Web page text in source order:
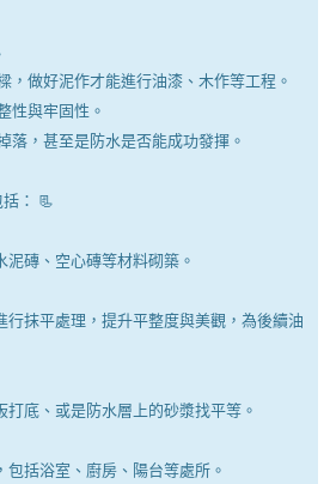
，做好泥作才能進行油漆、木作等工程。
性與牢固性。
落，甚至是防水是否能成功發揮。
： 📃
磚、空心磚等材料砌築。
抹平處理，提升平整度與美觀，為後續油
底、或是防水層上的砂漿找平等。
括浴室、廚房、陽台等處所。